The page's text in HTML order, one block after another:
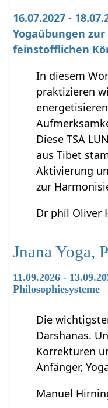
16.07.2027 -
Yogaübungen
feinstofflichen
In diesem
praktizieren
Diese TSA
aus Tibet
Aktivierung
zur
Dr phil Oliver
Jnana Yoga,
11.09.2026 -
Philosophiesysteme
Die
Darshanas.
Korrekturen
Anfänger,
Manuel